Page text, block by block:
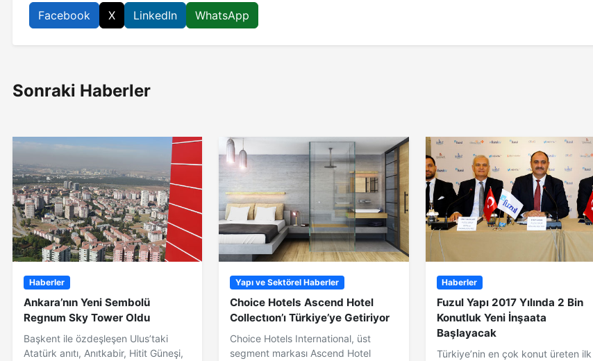
Facebook X LinkedIn WhatsApp
Sonraki Haberler
Haberler
Ankara’nın Yeni Sembolü
Regnum Sky Tower Oldu
Başkent ile özdeşleşen Ulus’taki
Atatürk anıtı, Anıtkabir, Hitit Güneşi,
Yapı ve Sektörel Haberler
Choice Hotels Ascend Hotel
Collectıon’ı Türkiye’ye Getiriyor
Choice Hotels International, üst
segment markası Ascend Hotel
Haberler
Fuzul Yapı 2017 Yılında 2 Bin
Konutluk Yeni İnşaata
Başlayacak
Türkiye’nin en çok konut üreten ilk